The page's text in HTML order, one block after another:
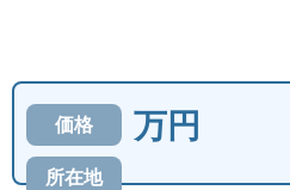
価格 万円
所在地